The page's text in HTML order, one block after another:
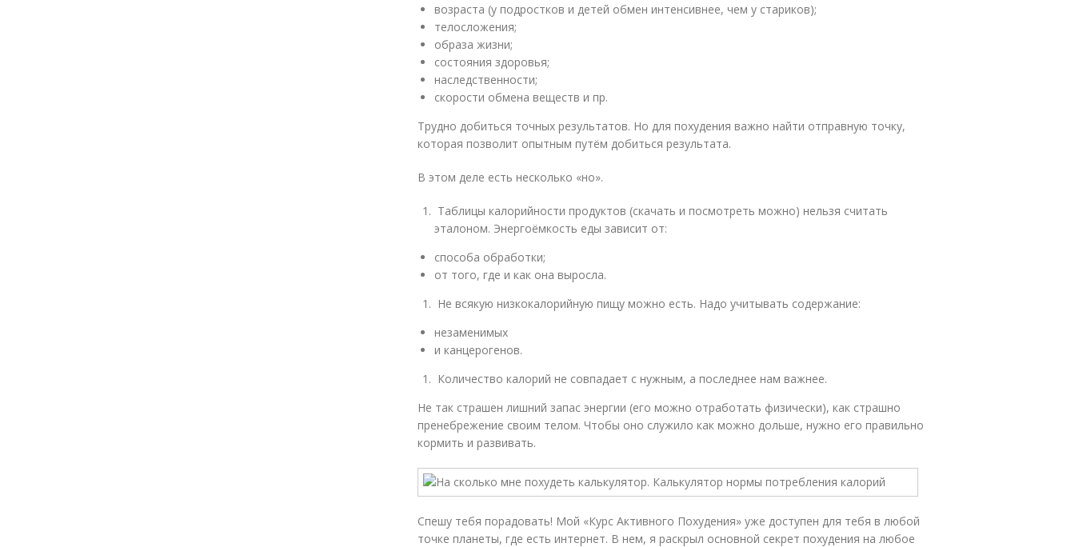
возраста (у подростков и детей обмен интенсивнее, чем у стариков);
телосложения;
образа жизни;
состояния здоровья;
наследственности;
скорости обмена веществ и пр.
Трудно добиться точных результатов. Но для похудения важно найти отправную точку,
которая позволит опытным путём добиться результата.
В этом деле есть несколько «но».
Таблицы калорийности продуктов (скачать и посмотреть можно) нельзя считать
эталоном. Энергоёмкость еды зависит от:
способа обработки;
от того, где и как она выросла.
Не всякую низкокалорийную пищу можно есть. Надо учитывать содержание:
незаменимых
и канцерогенов.
Количество калорий не совпадает с нужным, а последнее нам важнее.
Не так страшен лишний запас энергии (его можно отработать физически), как страшно
пренебрежение своим телом. Чтобы оно служило как можно дольше, нужно его правильно
кормить и развивать.
Спешу тебя порадовать! Мой «Курс Активного Похудения» уже доступен для тебя в любой
точке планеты, где есть интернет. В нем, я раскрыл основной секрет похудения на любое